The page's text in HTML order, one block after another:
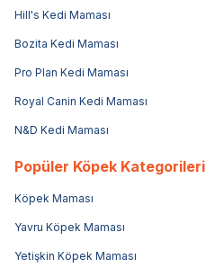
Hill's Kedi Maması
Bozita Kedi Maması
Pro Plan Kedi Maması
Royal Canin Kedi Maması
N&D Kedi Maması
Popüler Köpek Kategorileri
Köpek Maması
Yavru Köpek Maması
Yetişkin Köpek Maması